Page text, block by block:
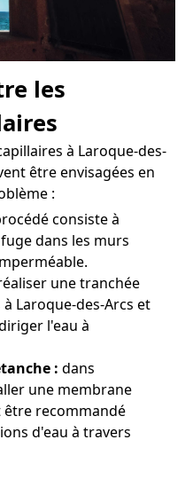
les
à Laroque-des-
être envisagées en
:
consiste à
dans les murs
une tranchée
Laroque-des-Arcs et
l'eau à
: dans
une membrane
recommandé
d'eau à travers